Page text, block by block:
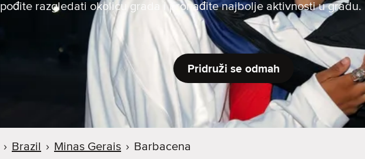
pođite razgledati okolicu grada i pronađite najbolje aktivnosti u gradu.
Pridruži se odmah
› Brazil › Minas Gerais › Barbacena